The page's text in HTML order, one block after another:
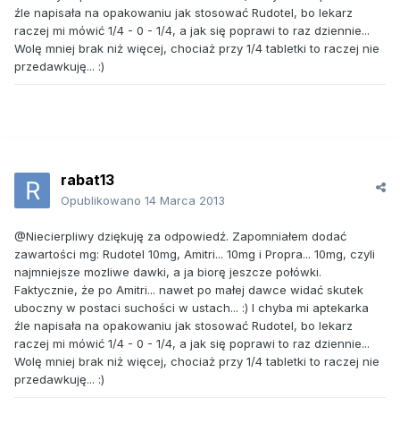
źle napisała na opakowaniu jak stosować Rudotel, bo lekarz
raczej mi mówić 1/4 - 0 - 1/4, a jak się poprawi to raz dziennie...
Wolę mniej brak niż więcej, chociaż przy 1/4 tabletki to raczej nie
przedawkuję... :)
rabat13
Opublikowano 14 Marca 2013
@Niecierpliwy dziękuję za odpowiedź. Zapomniałem dodać
zawartości mg: Rudotel 10mg, Amitri... 10mg i Propra... 10mg, czyli
najmniejsze mozliwe dawki, a ja biorę jeszcze połówki.
Faktycznie, że po Amitri... nawet po małej dawce widać skutek
uboczny w postaci suchości w ustach... :) I chyba mi aptekarka
źle napisała na opakowaniu jak stosować Rudotel, bo lekarz
raczej mi mówić 1/4 - 0 - 1/4, a jak się poprawi to raz dziennie...
Wolę mniej brak niż więcej, chociaż przy 1/4 tabletki to raczej nie
przedawkuję... :)